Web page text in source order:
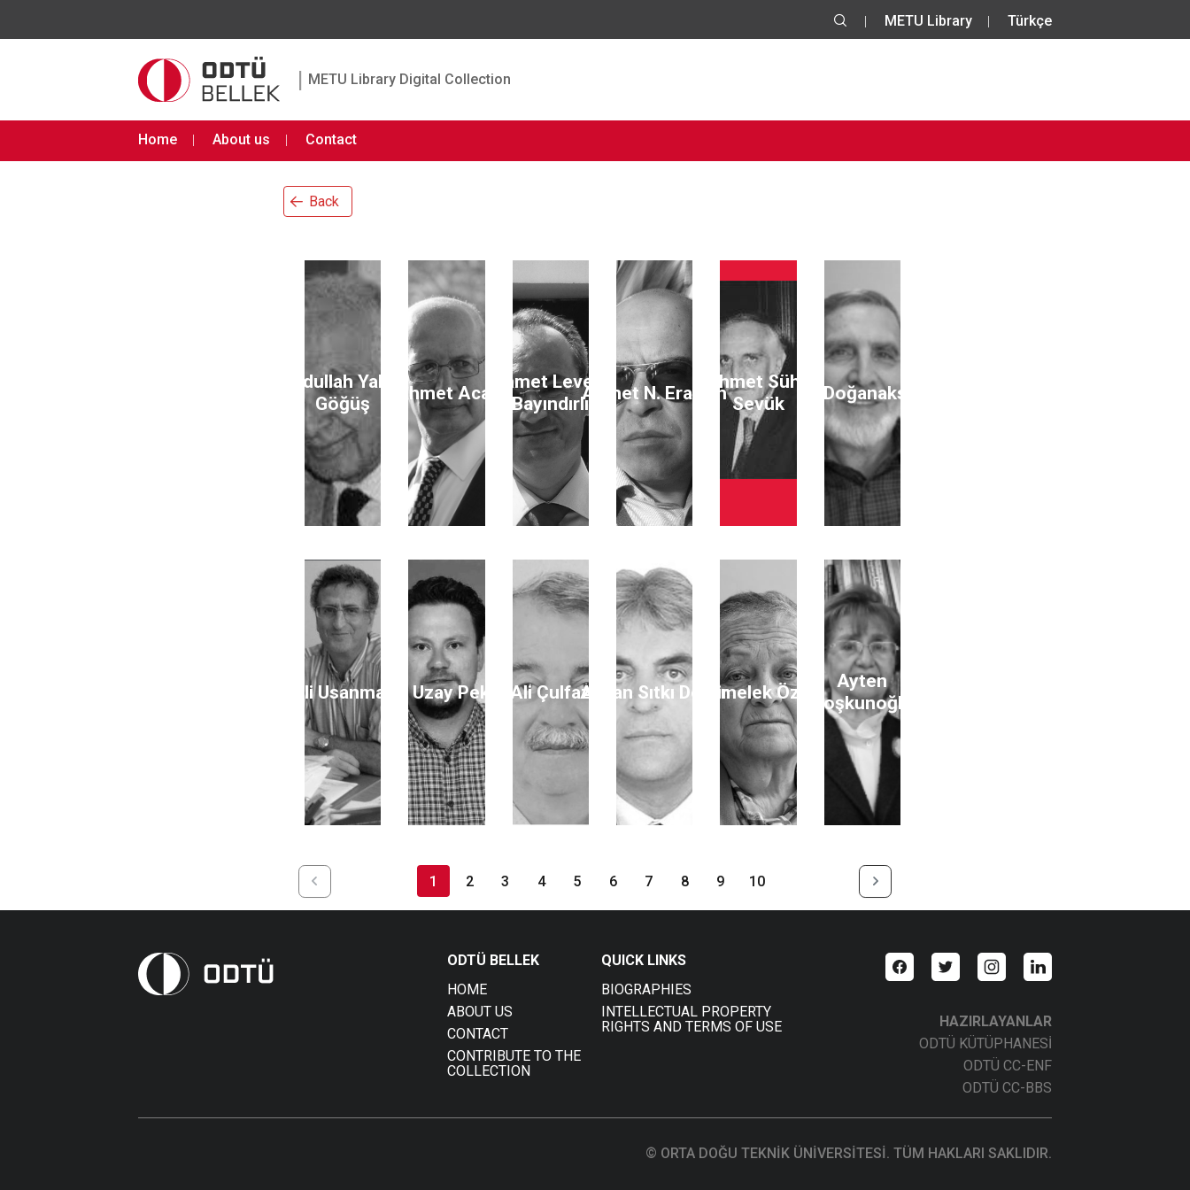
METU Library Türkçe
| METU Library Digital Collection
Home About us Contact
Back
Abdullah Yalçın
Göğüş
Ahmet Acar
Ahmet Levent
Bayındırlı
Ahmet N. Eraslan
Ahmet Süha
Sevük
Ali Doğanaksoy
Ali Usanmaz Ali Uzay Peker Ali ÇulfazAyhan Sıtkı DemirAymelek Özer
Ayten
Coşkunoğlu
1 2 3 4 5 6 7 8 9 10
ODTÜ BELLEK
HOME
ABOUT US
CONTACT
CONTRIBUTE TO THE
COLLECTION
QUICK LINKS
BIOGRAPHIES
INTELLECTUAL PROPERTY
RIGHTS AND TERMS OF USE
HAZIRLAYANLAR
ODTÜ KÜTÜPHANESİ
ODTÜ CC-ENF
ODTÜ CC-BBS
© ORTA DOĞU TEKNİK ÜNİVERSİTESİ. TÜM HAKLARI SAKLIDIR.